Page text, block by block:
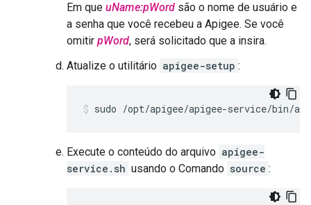
Em que uName:pWord são o nome de usuário e
a senha que você recebeu a Apigee. Se você
omitir pWord, será solicitado que a insira.
Atualize o utilitário apigee-setup :
sudo /opt/apigee/apigee-service/bin/
Execute o conteúdo do arquivo apigee-
service.sh usando o Comando source :